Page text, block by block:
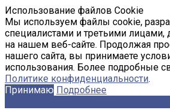
Использование файлов Cookie
Мы используем файлы cookie,
специалистами и третьими лицами,
на нашем веб-сайте. Продолжая
нашего сайта, вы принимаете
использования. Более подробные
Политике конфиденциальности.
Принимаю Подробнее